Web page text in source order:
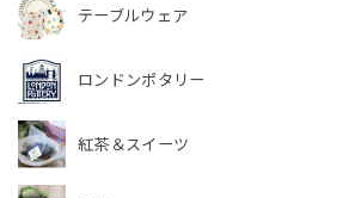
テーブルウェア
ロンドンポタリー
紅茶＆スイーツ